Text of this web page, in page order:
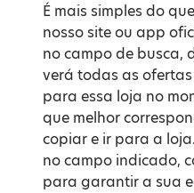
É mais simples do
nosso site ou app
no campo de busca,
verá todas as
para essa loja no
que melhor
copiar e ir para a
no campo indicado,
para garantir a sua